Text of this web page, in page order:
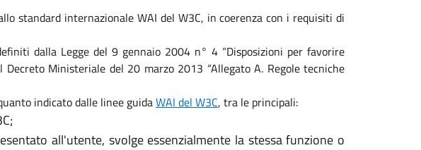
standard internazionale WAI del W3C, in coerenza con i requisiti di
dalla Legge del 9 gennaio 2004 n° 4 “Disposizioni per favorire
Ministeriale del 20 marzo 2013 “Allegato A. Regole tecniche
indicato dalle linee guidaWAI del W3C, tra le principali:
all'utente, svolge essenzialmente la stessa funzione o